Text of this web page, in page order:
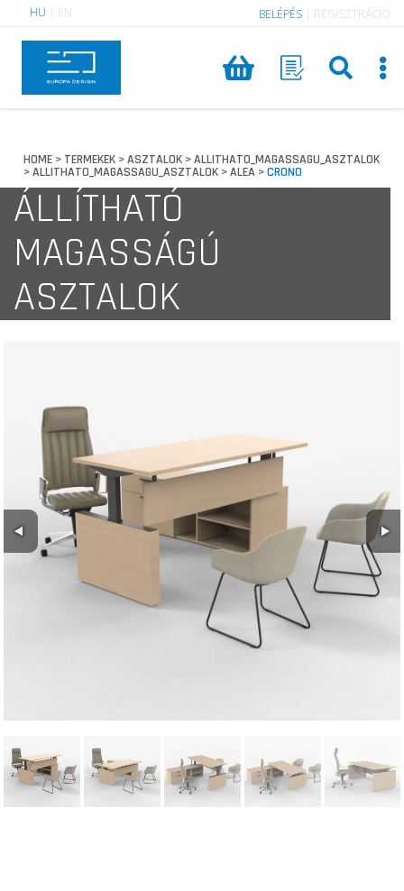
HU EN BELÉPÉS REGISZTRÁCIÓ
HOME > TERMEKEK >ASZTALOK >ALLITHATO_MAGASSAGU_ASZTALOK
>ALLITHATO_MAGASSAGU_ASZTALOK >ALEA >CRONO
ÁLLÍTHATÓ
MAGASSÁGÚ
ASZTALOK